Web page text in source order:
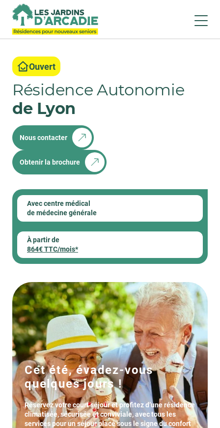
Ouvert
Résidence Autonomie
de Lyon
Obtenir la brochure
Nous contacter
Avec centre médical
de médecine générale
À partir de
864€ TTC/mois*
Cet été, évadez-vous
quelques jours !
Réservez votre court séjour et profitez d’une résidence
climatisée, sécurisée et conviviale, avec tous les
services pour un séjour placé sous le signe du confort